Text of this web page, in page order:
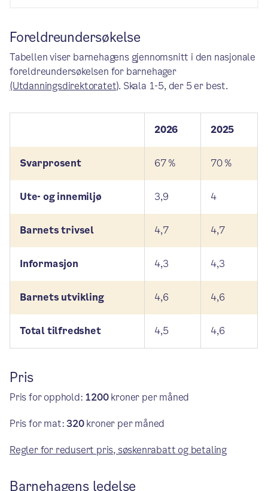
Foreldreundersøkelse
Tabellen viser barnehagens gjennomsnitt i den nasjonale
foreldreundersøkelsen for barnehager
(Utdanningsdirektoratet). Skala 1-5, der 5 er best.
2026 2025
Svarprosent 67 % 70 %
Ute- og innemiljø 3,9 4
Barnets trivsel 4,7 4,7
Informasjon 4,3 4,3
Barnets utvikling 4,6 4,6
Total tilfredshet 4,5 4,6
Pris
Pris for opphold: 1200kroner per måned
Pris for mat:320kroner per måned
Regler for redusert pris, søskenrabatt og betaling
Barnehagens ledelse